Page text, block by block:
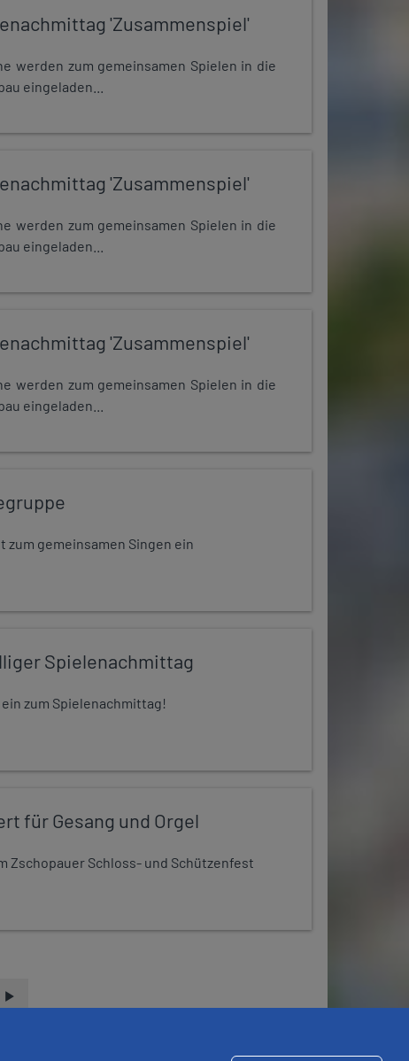
'Zusammenspiel'
werden zum gemeinsamen Spielen in die
eingeladen...
'Zusammenspiel'
werden zum gemeinsamen Spielen in die
eingeladen...
'Zusammenspiel'
werden zum gemeinsamen Spielen in die
eingeladen...
zum gemeinsamen Singen ein
Spielenachmittag
zum Spielenachmittag!
für Gesang und Orgel
Zschopauer Schloss- und Schützenfest